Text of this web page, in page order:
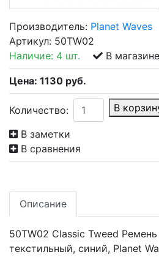
Производитель: Planet Waves
Артикул: 50TW02
Наличие: 4 шт. В магазине
Цена: 1130 руб.
Количество: В
В заметки
В сравнения
Описание
50TW02 Classic Tweed
текстильный, синий, Planet